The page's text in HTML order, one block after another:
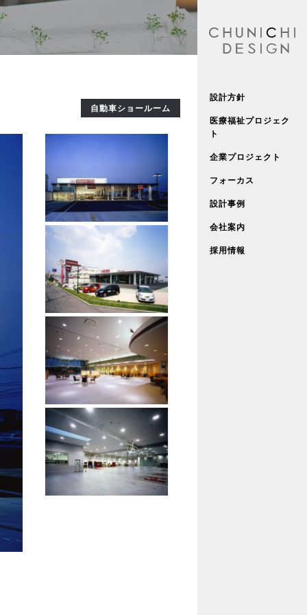
設計方針
医療福祉プロジェク
ト
企業プロジェクト
フォーカス
設計事例
会社案内
採用情報
自動車ショールーム